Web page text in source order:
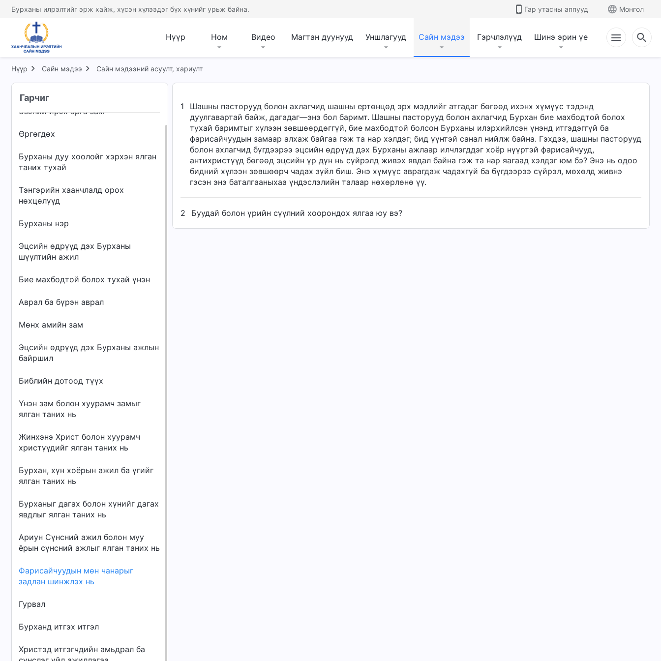
Бурханы илрэлтийг эрж хайж, хүсэн хүлээдэг бүх хүнийг урьж байна. Гар утасны аппууд Монгол
Нүүр Ном Видео Магтан дуунууд Уншлагууд Сайн мэдээ Гэрчлэлүүд Шинэ эрин үе
Нүүр Сайн мэдээ Сайн мэдээний асуулт, хариулт
Гарчиг
Эзэний ирэх арга зам
Өргөгдөх
Бурханы дуу хоолойг хэрхэн ялган
таних тухай
Тэнгэрийн хаанчлалд орох
нөхцөлүүд
Бурханы нэр
Эцсийн өдрүүд дэх Бурханы
шүүлтийн ажил
Бие махбодтой болох тухай үнэн
Аврал ба бүрэн аврал
Мөнх амийн зам
Эцсийн өдрүүд дэх Бурханы ажлын
байршил
Библийн дотоод түүх
Үнэн зам болон хуурамч замыг
ялган таних нь
Жинхэнэ Христ болон хуурамч
христүүдийг ялган таних нь
Бурхан, хүн хоёрын ажил ба үгийг
ялган таних нь
Бурханыг дагах болон хүнийг дагах
явдлыг ялган таних нь
Ариун Сүнсний ажил болон муу
ёрын сүнсний ажлыг ялган таних нь
Фарисайчуудын мөн чанарыг
задлан шинжлэх нь
Гурвал
Бурханд итгэх итгэл
Христэд итгэгчдийн амьдрал ба
1
Шашны пасторууд болон ахлагчид шашны ертөнцөд эрх мэдлийг атгадаг бөгөөд ихэнх хүмүүс тэдэнд
дуулгавартай байж, дагадаг—энэ бол баримт. Шашны пасторууд болон ахлагчид Бурхан бие махбодтой болох
тухай баримтыг хүлээн зөвшөөрдөггүй, бие махбодтой болсон Бурханы илэрхийлсэн үнэнд итгэдэггүй ба
фарисайчуудын замаар алхаж байгаа гэж та нар хэлдэг; бид үүнтэй санал нийлж байна. Гэхдээ, шашны пасторууд
болон ахлагчид бүгдээрээ эцсийн өдрүүд дэх Бурханы ажлаар илчлэгддэг хоёр нүүртэй фарисайчууд,
антихристүүд бөгөөд эцсийн үр дүн нь сүйрэлд живэх явдал байна гэж та нар яагаад хэлдэг юм бэ? Энэ нь одоо
бидний хүлээн зөвшөөрч чадах зүйл биш. Энэ хүмүүс аврагдаж чадахгүй ба бүгдээрээ сүйрэл, мөхөлд живнэ
гэсэн энэ баталгааныхаа үндэслэлийн талаар нөхөрлөнө үү.
2 Буудай болон үрийн сүүлний хоорондох ялгаа юу вэ?